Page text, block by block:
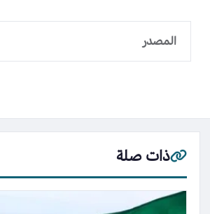
المصدر
ذات صلة